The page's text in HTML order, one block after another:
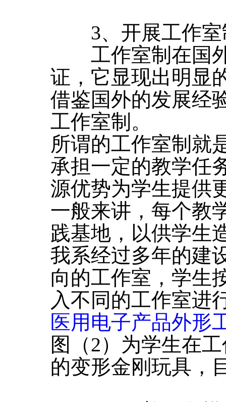
3、开展工作室
工作室制在国外
证，它显现出明显
借鉴国外的发展经
工作室制。
所谓的工作室制就
承担一定的教学任
源优势为学生提供
一般来讲，每个教
践基地，以供学生
我系经过多年的建
向的工作室，学生
入不同的工作室进
医用电子产品外形
图（2）为学生在
的变形金刚玩具，